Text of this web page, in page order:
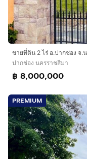
ปากช่อง นครราชสีมา
฿ 8,000,000
PREMIUM